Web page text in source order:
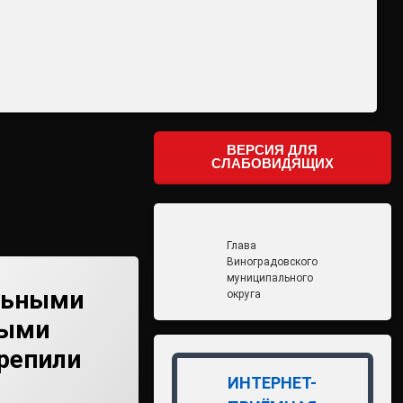
ВЕРСИЯ ДЛЯ
СЛАБОВИДЯЩИХ
Глава
Виноградовского
муниципального
округа
ИНТЕРНЕТ-